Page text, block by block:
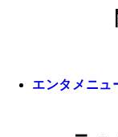
エンタメニュ